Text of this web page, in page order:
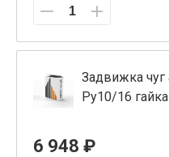
Задвижка
Ру10/16
6 948 ₽